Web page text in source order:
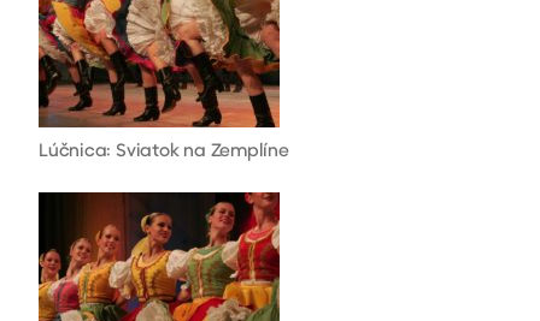
Lúčnica: Sviatok na Zemplíne